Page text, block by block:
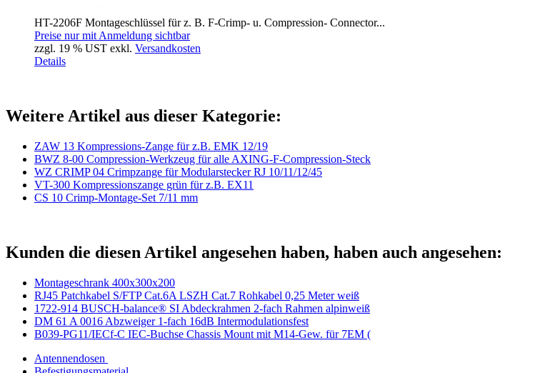
HT-2206F Montageschlüssel für z. B. F-Crimp- u. Compression- Connector...
Preise nur mit Anmeldung sichtbar
zzgl. 19 % UST exkl. Versandkosten
Details
Weitere Artikel aus dieser Kategorie:
ZAW 13 Kompressions-Zange für z.B. EMK 12/19
BWZ 8-00 Compression-Werkzeug für alle AXING-F-Compression-Steck
WZ CRIMP 04 Crimpzange für Modularstecker RJ 10/11/12/45
VT-300 Kompressionszange grün für z.B. EX11
CS 10 Crimp-Montage-Set 7/11 mm
Kunden die diesen Artikel angesehen haben, haben auch angesehen:
Montageschrank 400x300x200
RJ45 Patchkabel S/FTP Cat.6A LSZH Cat.7 Rohkabel 0,25 Meter weiß
1722-914 BUSCH-balance® SI Abdeckrahmen 2-fach Rahmen alpinweiß
DM 61 A 0016 Abzweiger 1-fach 16dB Intermodulationsfest
B039-PG11/IECf-C IEC-Buchse Chassis Mount mit M14-Gew. für 7EM (
Antennendosen